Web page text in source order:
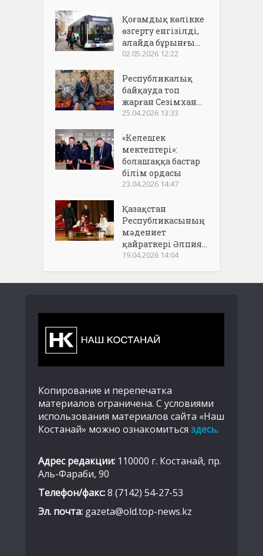
Қоғамдық көлікке
өзгерту енгізілді,
алайда бұрынғы...
02.05.2026 12:22
Республикалық
байқауда топ
жарған Сезімхан...
25.04.2026 13:33
«Келешек
мектептері»:
болашаққа бастар
білім ордасы
23.04.2026 14:47
Қазақстан
Республикасының
мәдениет
қайраткері Әлпия...
19.04.2026 14:04
Копирование и перепечатка
материалов ограничена. С условиями
использования материалов сайта «Наш
Костанай» можно ознакомиться здесь.
Адрес редакции: 110000 г. Костанай, пр.
Аль-Фараби, 90
Телефон/факс:8 (7142) 54-27-53
Эл. почта: gazeta@old.top-news.kz